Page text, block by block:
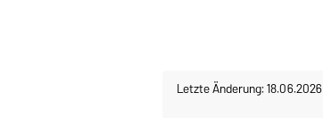
Letzte Änderung: 18.06.2026